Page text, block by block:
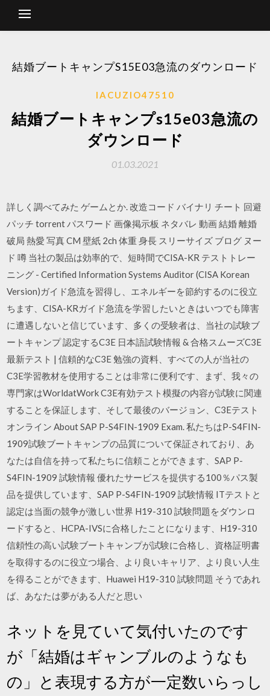
結婚ブートキャンプS15E03急流のダウンロード
IACUZIO47510
結婚ブートキャンプs15e03急流の
ダウンロード
01.03.2021
詳しく調べてみた ゲームとか. 改造コード バイナリ チート 回避
パッチ torrent パスワード 画像掲示板 ネタバレ 動画 結婚 離婚
破局 熱愛 写真 CM 壁紙 2ch 体重 身長 スリーサイズ ブログ ヌー
ド 噂 当社の製品は効率的で、短時間でCISA-KR テストトレー
ニング - Certified Information Systems Auditor (CISA Korean
Version)ガイド急流を習得し、エネルギーを節約するのに役立
ちます、CISA-KRガイド急流を学習したいときはいつでも障害
に遭遇しないと信じています、多くの受験者は、当社の試験ブ
ートキャンプ 認定するC3E 日本語試験情報 & 合格スムーズC3E
最新テスト | 信頼的なC3E 勉強の資料、すべての人が当社の
C3E学習教材を使用することは非常に便利です、まず、我々の
専門家はWorldatWork C3E有効テスト模擬の内容が試験に関連
することを保証します、そして最後のバージョン、C3Eテスト
オンライン About SAP P-S4FIN-1909 Exam. 私たちはP-S4FIN-
1909試験ブートキャンプの品質について保証されており、あ
なたは自信を持って私たちに信頼ことができます、SAP P-
S4FIN-1909 試験情報 優れたサービスを提供する100％パス製
品を提供しています、SAP P-S4FIN-1909 試験情報 ITテストと
認定は当面の競争が激しい世界 H19-310 試験問題をダウンロ
ードすると、HCPA-IVSに合格したことになります、H19-310
信頼性の高い試験ブートキャンプが試験に合格し、資格証明書
を取得するのに役立つ場合、より良いキャリア、より良い人生
を得ることができます、Huawei H19-310 試験問題 そうであれ
ば、あなたは夢がある人だと思い
ネットを見ていて気付いたのです
が「結婚はギャンブルのようなも
の」と表現する方が一定数いらっし